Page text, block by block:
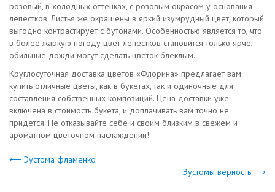
розовый, в холодных оттенках, с розовым окрасом у основания
лепестков. Листья же окрашены в яркий изумрудный цвет, который
выгодно контрастирует с бутонами. Особенностью является то, что
в более жаркую погоду цвет лепестков становится только ярче,
обильные дожди могут сделать цветок блеклым.
Круглосуточная доставка цветов «Флорина» предлагает вам
купить отличные цветы, как в букетах, так и одиночные для
составления собственных композиций. Цена доставки уже
включена в стоимость букета, и доплачивать вам точно не
придется. Не отказывайте себе и своим близким в свежем и
ароматном цветочном наслаждении!
⟵ Эустома фламенко
Эустомы верность ⟶